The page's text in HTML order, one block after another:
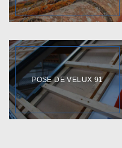
POSE DE VELUX 91